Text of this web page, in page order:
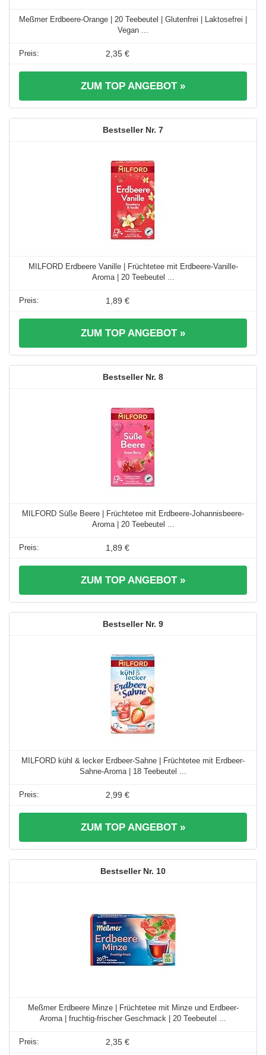
Meßmer Erdbeere-Orange | 20 Teebeutel | Glutenfrei | Laktosefrei |
Vegan ...
2,35 €
ZUM TOP ANGEBOT »
7
MILFORD Erdbeere Vanille | Früchtetee mit Erdbeere-Vanille-
Aroma | 20 Teebeutel ...
1,89 €
ZUM TOP ANGEBOT »
8
MILFORD Süße Beere | Früchtetee mit Erdbeere-Johannisbeere-
Aroma | 20 Teebeutel ...
1,89 €
ZUM TOP ANGEBOT »
9
MILFORD kühl & lecker Erdbeer-Sahne | Früchtetee mit Erdbeer-
Sahne-Aroma | 18 Teebeutel ...
2,99 €
ZUM TOP ANGEBOT »
10
Meßmer Erdbeere Minze | Früchtetee mit Minze und Erdbeer-
Aroma | fruchtig-frischer Geschmack | 20 Teebeutel ...
2,35 €